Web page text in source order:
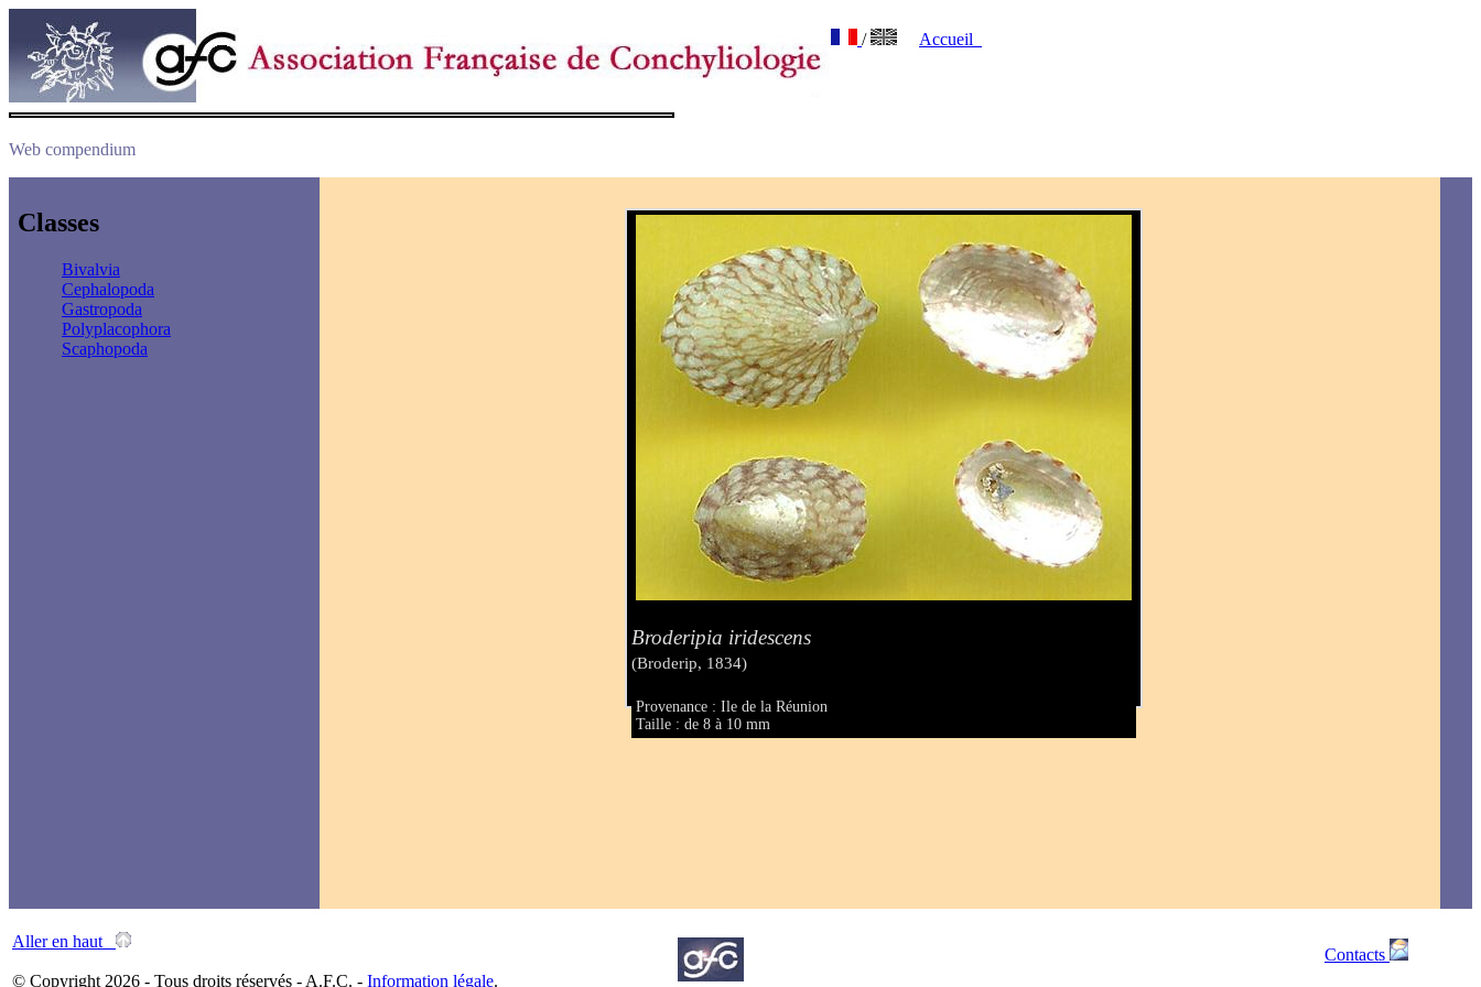
/ Accueil
Web compendium
Classes
Bivalvia
Cephalopoda
Gastropoda
Polyplacophora
Scaphopoda
Broderipia iridescens
(Broderip, 1834)
Provenance : Ile de la Réunion
Taille : de 8 à 10 mm
Aller en haut
© Copyright 2026 - Tous droits réservés - A.F.C. - Information légale.
Contacts